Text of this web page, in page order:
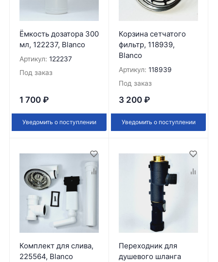
Ёмкость дозатора 300
мл, 122237, Blanco
Артикул: 122237
Под заказ
1 700 ₽
Уведомить о поступлении
Корзина сетчатого
фильтр, 118939,
Blanco
Артикул: 118939
Под заказ
3 200 ₽
Уведомить о поступлении
Комплект для слива,
225564, Blanco
Переходник для
душевого шланга